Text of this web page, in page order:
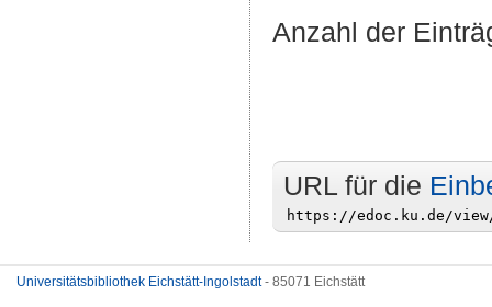
Anzahl der
URL für die
Universitätsbibliothek Eichstätt-Ingolstadt- 85071 Eichstätt